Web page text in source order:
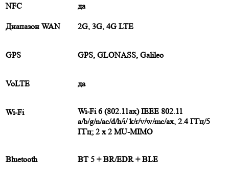
NFC
да
Диапазон WAN 2G, 3G, 4G LTE
GPS GPS, GLONASS, Galileo
VoLTE да
Wi-Fi
Wi-Fi 6 (802.11ax) IEEE 802.11
a/b/g/n/ac/d/h/i/ k/r/v/w/mc/ax, 2.4 ГГц/5
ГГц; 2 x 2 MU-MIMO
Bluetooth ВТ 5 + BR/EDR + BLE